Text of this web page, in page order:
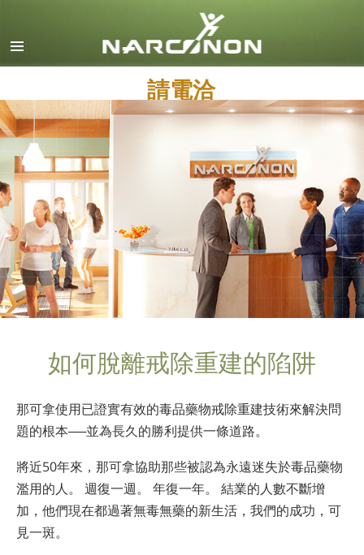
丹麥文
希臘文
法文
希伯來文
馬札兒文
義大利文
日文
馬其頓文
挪威文
葡萄牙文
俄文
瑞典文
繁體中文
阿拉伯文
請電洽
如何脫離戒除重建的陷阱
那可拿使用已證實有效的毒品藥物戒除重建技術來解決問
題的根本──並為長久的勝利提供一條道路。
將近50年來，那可拿協助那些被認為永遠迷失於毒品藥物
濫用的人。 週復一週。 年復一年。 結業的人數不斷增
加，他們現在都過著無毒無藥的新生活，我們的成功，可
見一斑。